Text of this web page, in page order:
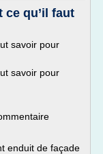
ce qu’il faut
savoir pour
savoir pour
enduit de façade